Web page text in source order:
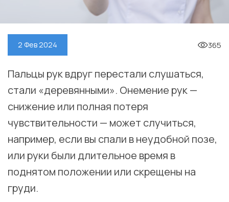
2 Фев 2024 365
Пальцы рук вдруг перестали слушаться,
стали «деревянными». Онемение рук —
снижение или полная потеря
чувствительности — может случиться,
например, если вы спали в неудобной позе,
или руки были длительное время в
поднятом положении или скрещены на
груди.